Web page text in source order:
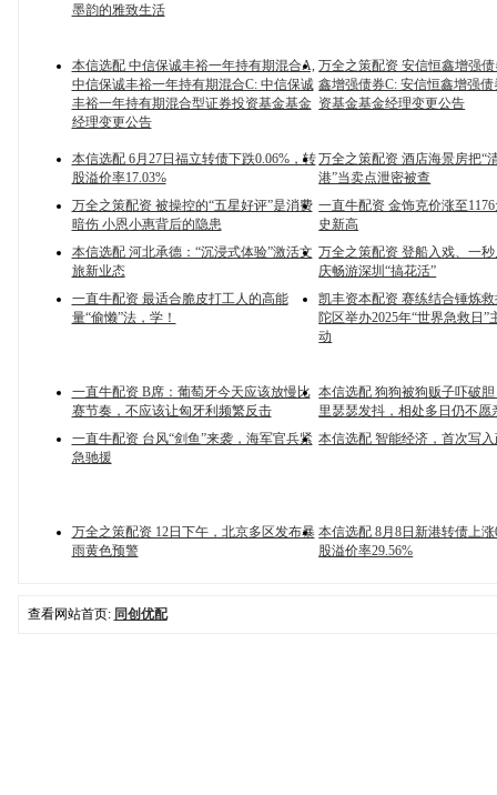
墨韵的雅致生活
本信选配 中信保诚丰裕一年持有期混合A,
中信保诚丰裕一年持有期混合C: 中信保诚
丰裕一年持有期混合型证券投资基金基金
经理变更公告
万全之策配资 安信恒鑫增强
鑫增强债券C: 安信恒鑫增强
资基金基金经理变更公告
本信选配 6月27日福立转债下跌0.06%，转
股溢价率17.03%
万全之策配资 酒店海景房把“
港”当卖点泄密被查
万全之策配资 被操控的“五星好评”是消费
暗伤 小恩小惠背后的隐患
一直牛配资 金饰克价涨至
史新高
本信选配 河北承德：“沉浸式体验”激活文
旅新业态
万全之策配资 登船入戏、一
庆畅游深圳“搞花活”
一直牛配资 最适合脆皮打工人的高能
量“偷懒”法，学！
凯丰资本配资 赛练结合锤炼
陀区举办2025年“世界急救日”
动
一直牛配资 B席：葡萄牙今天应该放慢比
赛节奏，不应该让匈牙利频繁反击
本信选配 狗狗被狗贩子吓破
里瑟瑟发抖，相处多日仍不愿
一直牛配资 台风“剑鱼”来袭，海军官兵紧
急驰援
本信选配 智能经济，首次写
万全之策配资 12日下午，北京多区发布暴
雨黄色预警
本信选配 8月8日新港转债上涨
股溢价率29.56%
查看网站首页: 同创优配